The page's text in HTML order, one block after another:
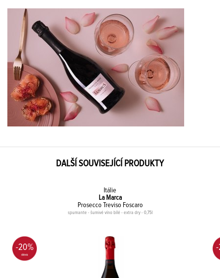
DALŠÍ SOUVISEJÍCÍ PRODUKTY
Itálie
La Marca
Prosecco Treviso Foscaro
spumante - šumivé víno bílé - extra dry - 0,75l
-20%